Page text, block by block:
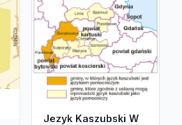
Jezyk Kaszubski W